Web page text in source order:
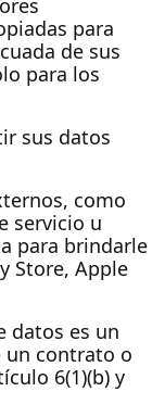
para
de sus
para los
sus datos
como
servicio u
para brindarle
Store, Apple
datos es un
un contrato o
6(1)(b) y